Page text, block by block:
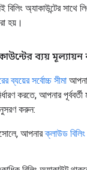
বিলিং অ্যাকাউন্টের সাথে
হয়।
ব্যয়
ব্যয়ের সর্বোচ্চ সীমা
করতে, আপনার
করুন:
আপনারক্লাউড বিলিং